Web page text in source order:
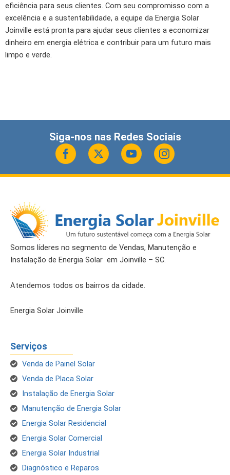
eficiência para seus clientes. Com seu compromisso com a
excelência e a sustentabilidade, a equipe da Energia Solar
Joinville está pronta para ajudar seus clientes a economizar
dinheiro em energia elétrica e contribuir para um futuro mais
limpo e verde.
Siga-nos nas Redes Sociais
F
a
e
k
X
-
w
e
r
Y
o
t
I
n
t
a
m
Somos líderes no segmento de Vendas, Manutenção e
Instalação de Energia Solar em Joinville – SC.
Atendemos todos os bairros da cidade.
Energia Solar Joinville
Serviços
Venda de Painel Solar
Venda de Placa Solar
Instalação de Energia Solar
Manutenção de Energia Solar
Energia Solar Residencial
Energia Solar Comercial
Energia Solar Industrial
Diagnóstico e Reparos